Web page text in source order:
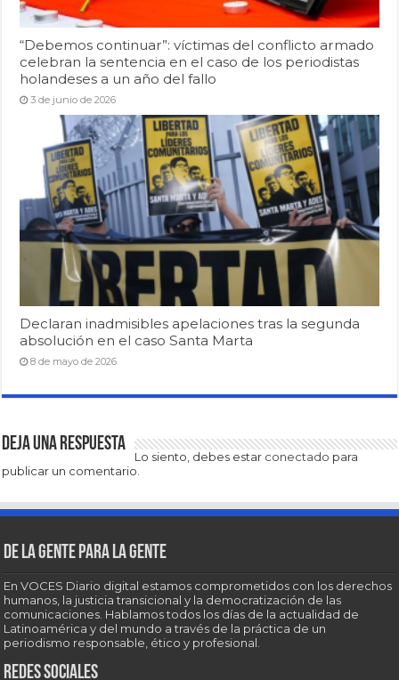
“Debemos continuar”: víctimas del conflicto armado
celebran la sentencia en el caso de los periodistas
holandeses a un año del fallo
3 de junio de 2026
Declaran inadmisibles apelaciones tras la segunda
absolución en el caso Santa Marta
8 de mayo de 2026
Deja una respuesta
Lo siento, debes estar conectado para
publicar un comentario.
De la gente para la gente
En VOCES Diario digital estamos comprometidos con los derechos
humanos, la justicia transicional y la democratización de las
comunicaciones. Hablamos todos los días de la actualidad de
Latinoamérica y del mundo a través de la práctica de un
periodismo responsable, ético y profesional.
Redes sociales